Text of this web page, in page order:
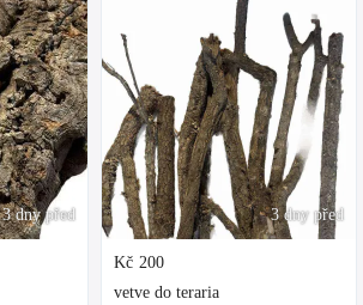
3 dny před 3 dny před
Kč 200
vetve do teraria